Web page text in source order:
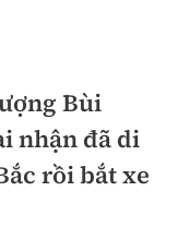
Bùi
nhận đã di
rồi bắt xe